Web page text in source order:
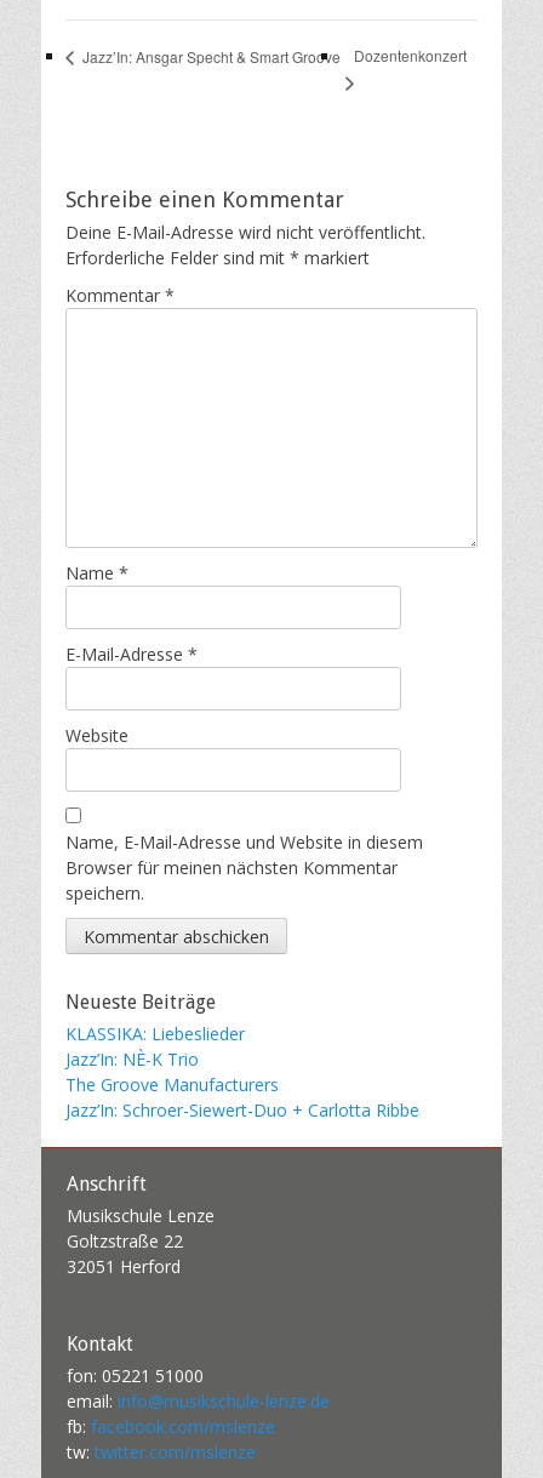
Jazz’In: Ansgar Specht & Smart Groove Dozentenkonzert
Schreibe einen Kommentar
Deine E-Mail-Adresse wird nicht veröffentlicht.
Erforderliche Felder sind mit * markiert
Kommentar *
Name *
E-Mail-Adresse *
Website
Name, E-Mail-Adresse und Website in diesem
Browser für meinen nächsten Kommentar
speichern.
Neueste Beiträge
KLASSIKA: Liebeslieder
Jazz’In: NÈ-K Trio
The Groove Manufacturers
Jazz’In: Schroer-Siewert-Duo + Carlotta Ribbe
Anschrift
Musikschule Lenze
Goltzstraße 22
32051 Herford
Kontakt
fon: 05221 51000
email: info@musikschule-lenze.de
fb: facebook.com/mslenze
tw: twitter.com/mslenze